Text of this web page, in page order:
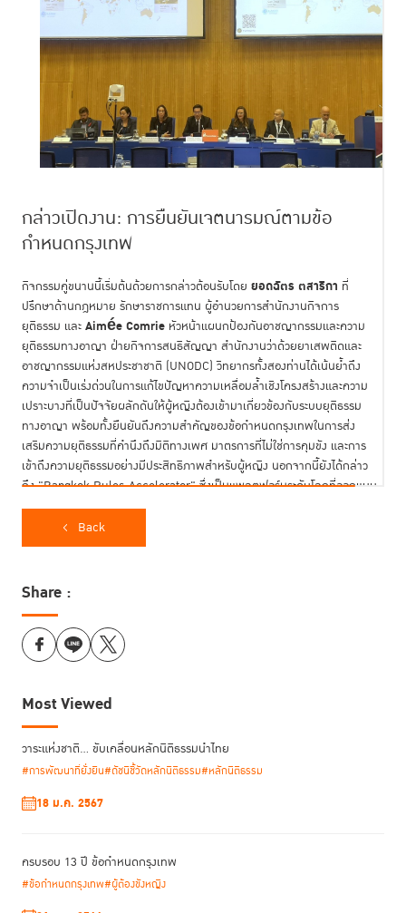
กล่าวเปิดงาน: การยืนยันเจตนารมณ์ตามข้อ
กำหนดกรุงเทพ
กิจกรรมคู่ขนานนี้เริ่มต้นด้วยการกล่าวต้อนรับโดย ยอดฉัตร ตสาริกา ที่
ปรึกษาด้านกฎหมาย รักษาราชการแทน ผู้อำนวยการสำนักงานกิจการ
ยุติธรรม และ Aimée Comrie หัวหน้าแผนกป้องกันอาชญากรรมและความ
ยุติธรรมทางอาญา ฝ่ายกิจการสนธิสัญญา สำนักงานว่าด้วยยาเสพติดและ
อาชญากรรมแห่งสหประชาชาติ (UNODC) วิทยากรทั้งสองท่านได้เน้นย้ำถึง
ความจำเป็นเร่งด่วนในการแก้ไขปัญหาความเหลื่อมล้ำเชิงโครงสร้างและความ
เปราะบางที่เป็นปัจจัยผลักดันให้ผู้หญิงต้องเข้ามาเกี่ยวข้องกับระบบยุติธรรม
ทางอาญา พร้อมทั้งยืนยันถึงความสำคัญของข้อกำหนดกรุงเทพในการส่ง
เสริมความยุติธรรมที่คำนึงถึงมิติทางเพศ มาตรการที่ไม่ใช่การคุมขัง และการ
เข้าถึงความยุติธรรมอย่างมีประสิทธิภาพสำหรับผู้หญิง นอกจากนี้ยังได้กล่าว
ถึง "Bangkok Rules Accelerator" ซึ่งเป็นแพลตฟอร์มระดับโลกที่ออกแบบ
มาเพื่อสนับสนุนการบังคับใช้ ส่งเสริมความร่วมมือ และขยายผลกระทบของข้อ
กำหนดดังกล่าวให้ครอบคลุมบริบททางกฎหมายและสังคมที่หลากหลาย
สามารถในการไปปรากฏตัวต่อหน้าศาลเท่านั้น แต่ยังรวมถึง
ระบบยุติธรรมนั้นมีความเป็นธรรม ตอบสนอง และสามารถ
แก้ไขปัญหาตามความเป็นจริงในชีวิตของผู้หญิงได้หรือไม่... นี่
Back
Share :
Most Viewed
วาระแห่งชาติ… ขับเคลื่อนหลักนิติธรรมนำไทย
#การพัฒนาที่ยั่งยืน#ดัชนีชี้วัดหลักนิติธรรม#หลักนิติธรรม
18 ม.ค. 2567
ครบรอบ 13 ปี ข้อกำหนดกรุงเทพ
#ข้อกำหนดกรุงเทพ#ผู้ต้องขังหญิง